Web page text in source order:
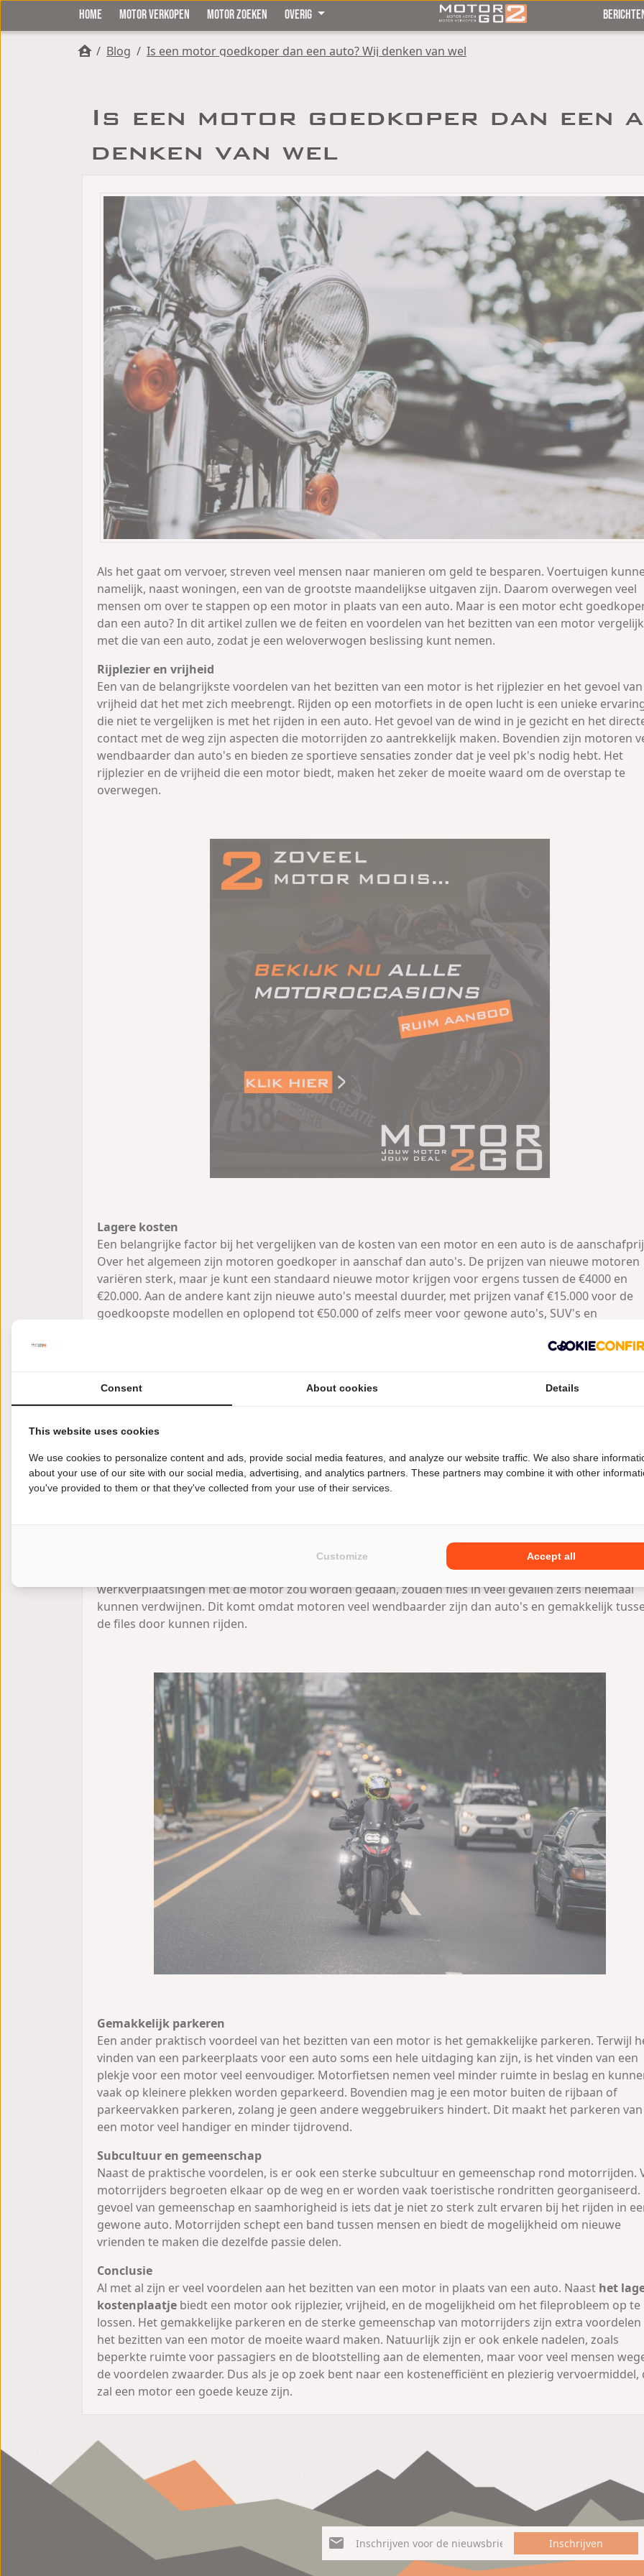
HOME MOTOR VERKOPEN MOTOR ZOEKEN OVERIG
/ Blog / Is een motor goedkoper dan een auto? Wij denken van wel
Is een motor goedkoper dan een
denken van wel
Als het gaat om vervoer, streven veel mensen naar manieren om geld te besparen. Voertuigen
namelijk, naast woningen, een van de grootste maandelijkse uitgaven zijn. Daarom overwegen veel
mensen om over te stappen op een motor in plaats van een auto. Maar is een motor echt
dan een auto? In dit artikel zullen we de feiten en voordelen van het bezitten van een motor
met die van een auto, zodat je een weloverwogen beslissing kunt nemen.
Rijplezier en vrijheid
Een van de belangrijkste voordelen van het bezitten van een motor is het rijplezier en het gevoel van
vrijheid dat het met zich meebrengt. Rijden op een motorfiets in de open lucht is een unieke
die niet te vergelijken is met het rijden in een auto. Het gevoel van de wind in je gezicht en het
contact met de weg zijn aspecten die motorrijden zo aantrekkelijk maken. Bovendien zijn motoren
wendbaarder dan auto's en bieden ze sportieve sensaties zonder dat je veel pk's nodig hebt. Het
rijplezier en de vrijheid die een motor biedt, maken het zeker de moeite waard om de overstap te
overwegen.
Lagere kosten
Een belangrijke factor bij het vergelijken van de kosten van een motor en een auto is de
Over het algemeen zijn motoren goedkoper in aanschaf dan auto's. De prijzen van nieuwe motoren
variëren sterk, maar je kunt een standaard nieuwe motor krijgen voor ergens tussen de €4000 en
€20.000. Aan de andere kant zijn nieuwe auto's meestal duurder, met prijzen vanaf €15.000 voor de
goedkoopste modellen en oplopend tot €50.000 of zelfs meer voor gewone auto's, SUV's en
en brandstofkosten. Over het algemeen zijn motorverzekeringen goedkoper dan
Dit komt omdat motoren over het algemeen minder waard zijn en minder kosten om te repareren
geval van schade. De gemiddelde maandelijkse premie voor een motorverzekering ligt rond de €60,
terwijl de gemiddelde maandelijkse premie voor een autoverzekering ongeveer €128 bedraagt.
Wat betreft brandstofkosten, zijn motoren meestal zuiniger dan auto's. Auto's halen meestal 12 tot
kilometer per liter, terwijl motoren gemiddeld tussen de 15 en 23 kilometer per liter halen. Dit kan
aanzienlijke besparingen opleveren, vooral als je veel kilometers maakt.
lossen. Volgens een recente studie kan hetoverstappen van een op de tien autogebruikers naar een
. Als een kwart van alle woon-
werkverplaatsingen met de motor zou worden gedaan, zouden files in veel gevallen zelfs helemaal
kunnen verdwijnen. Dit komt omdat motoren veel wendbaarder zijn dan auto's en gemakkelijk
de files door kunnen rijden.
Gemakkelijk parkeren
Een ander praktisch voordeel van het bezitten van een motor is het gemakkelijke parkeren. Terwijl
vinden van een parkeerplaats voor een auto soms een hele uitdaging kan zijn, is het vinden van een
plekje voor een motor veel eenvoudiger. Motorfietsen nemen veel minder ruimte in beslag en
vaak op kleinere plekken worden geparkeerd. Bovendien mag je een motor buiten de rijbaan of
parkeervakken parkeren, zolang je geen andere weggebruikers hindert. Dit maakt het parkeren van
een motor veel handiger en minder tijdrovend.
Subcultuur en gemeenschap
Naast de praktische voordelen, is er ook een sterke subcultuur en gemeenschap rond motorrijden.
motorrijders begroeten elkaar op de weg en er worden vaak toeristische rondritten georganiseerd.
gevoel van gemeenschap en saamhorigheid is iets dat je niet zo sterk zult ervaren bij het rijden in
gewone auto. Motorrijden schept een band tussen mensen en biedt de mogelijkheid om nieuwe
vrienden te maken die dezelfde passie delen.
Conclusie
Al met al zijn er veel voordelen aan het bezitten van een motor in plaats van een auto. Naast het
kostenplaatje biedt een motor ook rijplezier, vrijheid, en de mogelijkheid om het fileprobleem op te
lossen. Het gemakkelijke parkeren en de sterke gemeenschap van motorrijders zijn extra voordelen
het bezitten van een motor de moeite waard maken. Natuurlijk zijn er ook enkele nadelen, zoals
beperkte ruimte voor passagiers en de blootstelling aan de elementen, maar voor veel mensen
de voordelen zwaarder. Dus als je op zoek bent naar een kostenefficiënt en plezierig vervoermiddel,
zal een motor een goede keuze zijn.
Inschrijven
Consent About cookies Details
This website uses cookies
We use cookies to personalize content and ads, provide social media features, and analyze our website traffic. We also share
about your use of our site with our social media, advertising, and analytics partners. These partners may combine it with other
you've provided to them or that they've collected from your use of their services.
Customize Accept all